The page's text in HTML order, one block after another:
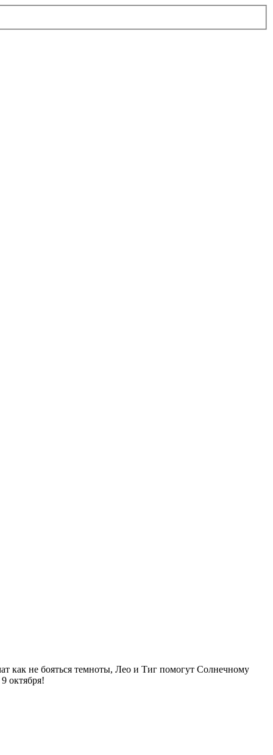
как не бояться темноты, Лео и Тиг помогут Солнечному
октября!